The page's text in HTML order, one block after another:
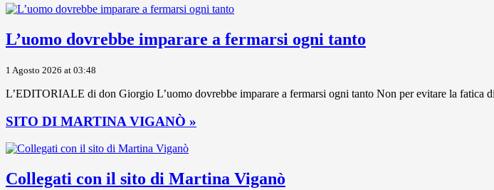
L’uomo dovrebbe imparare a fermarsi ogni tanto
1 Agosto 2026 at 03:48
L’EDITORIALE di don Giorgio L’uomo dovrebbe imparare a fermarsi ogni tanto Non per evitare la fatica
SITO DI MARTINA VIGANÒ »
Collegati con il sito di Martina Viganò